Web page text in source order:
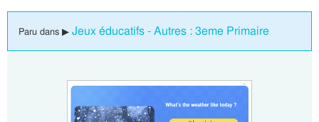
Paru dans ▶ Jeux éducatifs - Autres : 3eme Primaire